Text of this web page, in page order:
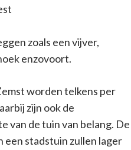
zoals een vijver,
enzovoort.
worden telkens per
zijn ook de
van de tuin van belang. De
een stadstuin zullen lager